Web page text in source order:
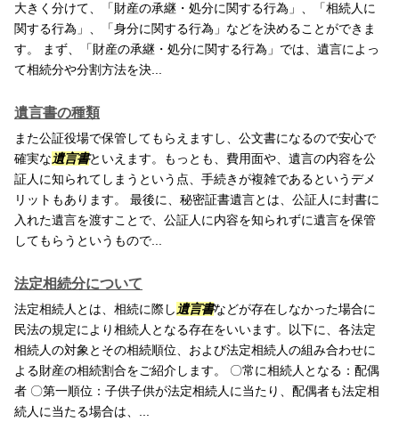
大きく分けて、「財産の承継・処分に関する行為」、「相続人に
関する行為」、「身分に関する行為」などを決めることができま
す。 まず、「財産の承継・処分に関する行為」では、遺言によっ
て相続分や分割方法を決...
遺言書の種類
また公証役場で保管してもらえますし、公文書になるので安心で
確実な遺言書といえます。もっとも、費用面や、遺言の内容を公
証人に知られてしまうという点、手続きが複雑であるというデメ
リットもあります。 最後に、秘密証書遺言とは、公証人に封書に
入れた遺言を渡すことで、公証人に内容を知られずに遺言を保管
してもらうというもので...
法定相続分について
法定相続人とは、相続に際し遺言書などが存在しなかった場合に
民法の規定により相続人となる存在をいいます。以下に、各法定
相続人の対象とその相続順位、および法定相続人の組み合わせに
よる財産の相続割合をご紹介します。 〇常に相続人となる：配偶
者 〇第一順位：子供子供が法定相続人に当たり、配偶者も法定相
続人に当たる場合は、...